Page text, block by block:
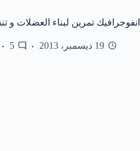
انفوجرافيك تمرين لبناء العضلات و
19 ديسمبر، 2013 5